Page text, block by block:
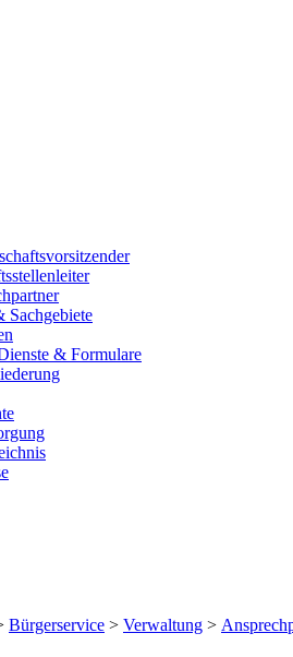
Sachgebiete
& Formulare
Bürgerservice > Verwaltung >